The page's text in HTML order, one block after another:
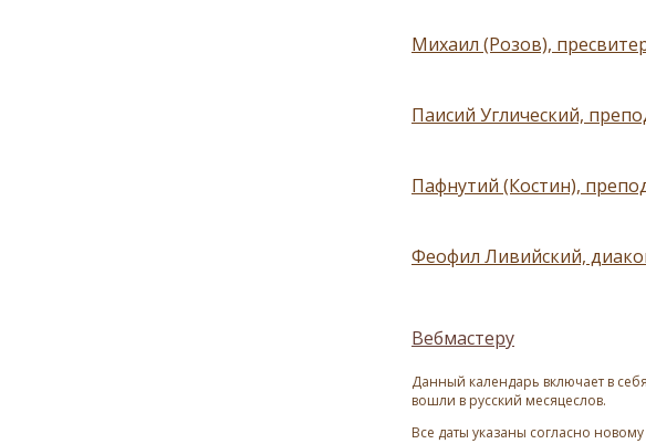
Михаил (Розов),
Паисий Углический,
Пафнутий (Костин),
Феофил Ливийский,
Вебмастеру
Данный календарь включает в
вошли в русский месяцеслов.
Все даты указаны согласно